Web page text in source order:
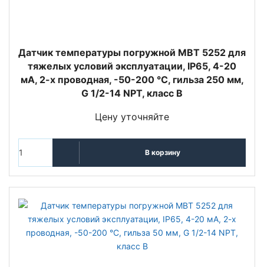
Датчик температуры погружной MBT 5252 для
тяжелых условий эксплуатации, IP65, 4-20
мА, 2-х проводная, -50-200 °C, гильза 250 мм,
G 1/2-14 NPT, класс B
Цену уточняйте
В корзину